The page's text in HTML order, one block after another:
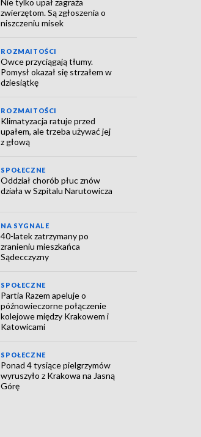
zwierzętom. Są zgłoszenia o
niszczeniu misek
ROZMAITOŚCI
Owce przyciągają tłumy.
Pomysł okazał się strzałem w
dziesiątkę
ROZMAITOŚCI
Klimatyzacja ratuje przed
upałem, ale trzeba używać jej
z głową
SPOŁECZNE
Oddział chorób płuc znów
działa w Szpitalu Narutowicza
NA SYGNALE
40-latek zatrzymany po
zranieniu mieszkańca
Sądecczyzny
SPOŁECZNE
Partia Razem apeluje o
późnowieczorne połączenie
kolejowe między Krakowem i
Katowicami
SPOŁECZNE
Ponad 4 tysiące pielgrzymów
wyruszyło z Krakowa na Jasną
Górę